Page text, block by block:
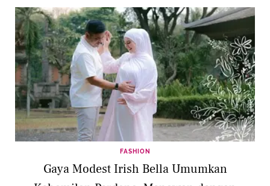
FASHION
Gaya Modest Irish Bella Umumkan